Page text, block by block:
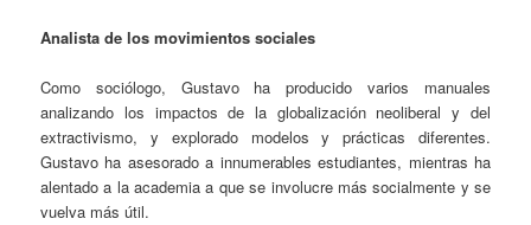
Analista de los movimientos sociales
Como sociólogo, Gustavo ha producido varios manuales
analizando los impactos de la globalización neoliberal y del
extractivismo, y explorado modelos y prácticas diferentes.
Gustavo ha asesorado a innumerables estudiantes, mientras ha
alentado a la academia a que se involucre más socialmente y se
vuelva más útil.